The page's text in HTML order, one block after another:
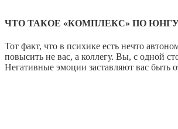
ЧТО ТАКОЕ «КОМПЛЕКС» ПО
Тот факт, что в психике есть нечто
повысить не вас, а коллегу. Вы, с одной
Негативные эмоции заставляют вас быть